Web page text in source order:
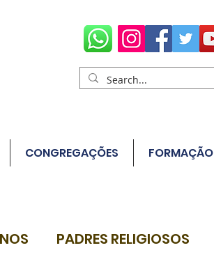
CONGREGAÇÕES FORMAÇÃO
PADRES RELIGIOSOS